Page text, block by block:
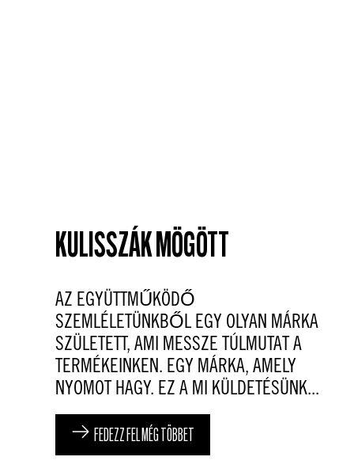
KULISSZÁK MÖGÖTT
AZ EGYÜTTMŰKÖDŐ
SZEMLÉLETÜNKBŐL EGY OLYAN MÁRKA
SZÜLETETT, AMI MESSZE TÚLMUTAT A
TERMÉKEINKEN. EGY MÁRKA, AMELY
NYOMOT HAGY. EZ A MI KÜLDETÉSÜNK...
FEDEZZ FEL MÉG TÖBBET